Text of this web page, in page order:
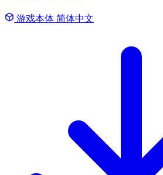
游戏本体 简体中文